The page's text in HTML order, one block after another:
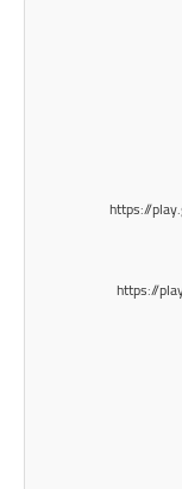
https://
https://